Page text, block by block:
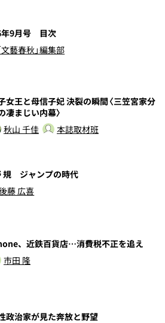
年9月号 目次
文藝春秋」編集部
女王と母信子妃 決裂の瞬間〈三笠宮家分
凄まじい内幕〉
秋山 千佳
本誌取材班
規 ジャンプの時代
藤 広喜
、近鉄百貨店…消費税不正を追え
市田 隆
政治家が見た奔放と野望